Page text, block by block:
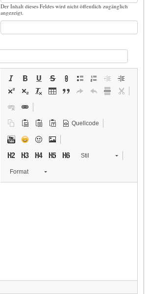
Der Inhalt dieses Feldes wird nicht öffentlich zugänglich
angezeigt.
Quellcode
Stil
Format